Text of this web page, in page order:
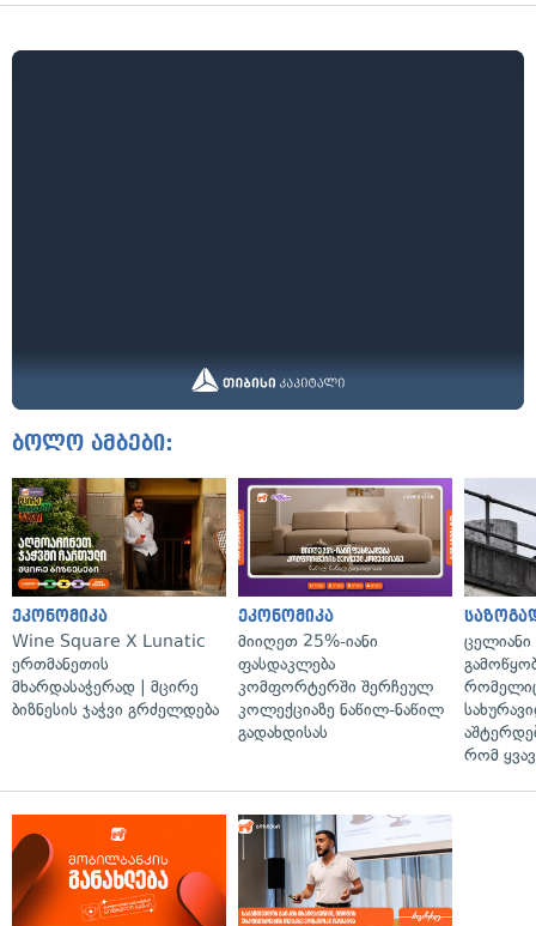
ბოლო ამბები:
ეკონომიკა
Wine Square X Lunatic
ერთმანეთის
მხარდასაჭერად | მცირე
ბიზნესის ჯაჭვი გრძელდება
ეკონომიკა
მიიღეთ 25%-იანი
ფასდაკლება
კომფორტერში შერჩეულ
კოლექციაზე ნაწილ-ნაწილ
გადახდისას
რომელიც
რომ